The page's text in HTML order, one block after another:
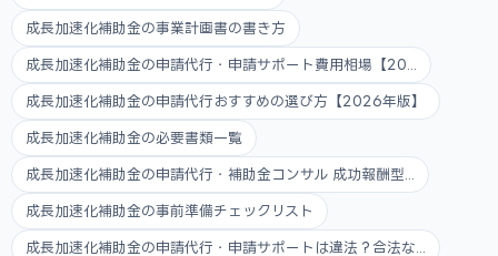
成長加速化補助金の事業計画書の書き方
成長加速化補助金の申請代行・申請サポート費用相場【20...
成長加速化補助金の申請代行おすすめの選び方【2026年版】
成長加速化補助金の必要書類一覧
成長加速化補助金の申請代行・補助金コンサル 成功報酬型...
成長加速化補助金の事前準備チェックリスト
成長加速化補助金の申請代行・申請サポートは違法？合法な...